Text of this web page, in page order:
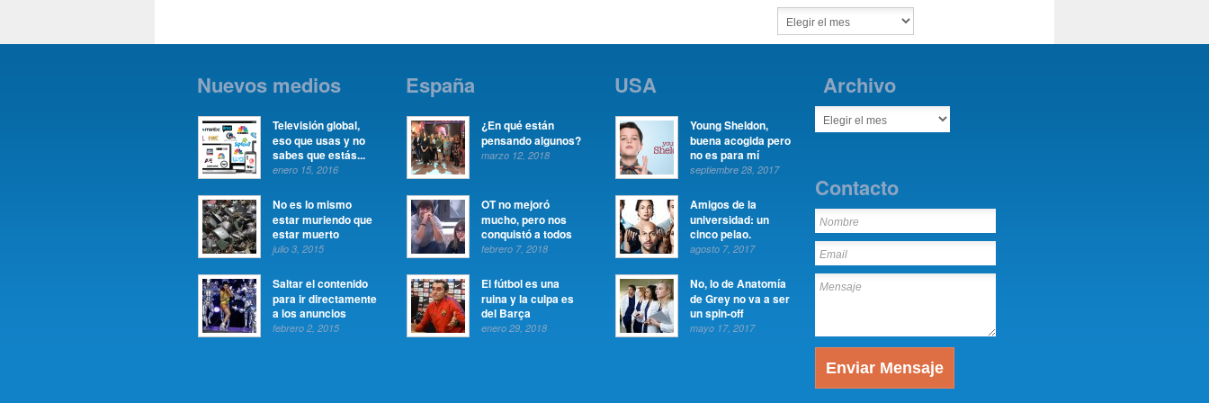
Nuevos medios
Televisión global,
eso que usas y no
sabes que estás...
enero 15, 2016
No es lo mismo
estar muriendo que
estar muerto
julio 3, 2015
Saltar el contenido
para ir directamente
a los anuncios
febrero 2, 2015
España
¿En qué están
pensando algunos?
marzo 12, 2018
OT no mejoró
mucho, pero nos
conquistó a todos
febrero 7, 2018
El fútbol es una
ruina y la culpa es
del Barça
enero 29, 2018
USA
Young Sheldon,
buena acogida pero
no es para mí
septiembre 28, 2017
Amigos de la
universidad: un
cinco pelao.
agosto 7, 2017
No, lo de Anatomía
de Grey no va a ser
un spin-off
mayo 17, 2017
Archivo
Contacto